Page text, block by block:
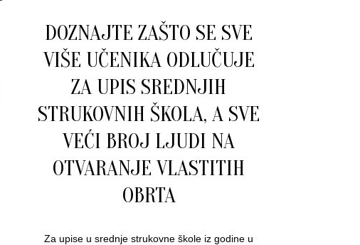
DOZNAJTE ZAŠTO SE SVE
VIŠE UČENIKA ODLUČUJE
ZA UPIS SREDNJIH
STRUKOVNIH ŠKOLA, A SVE
VEĆI BROJ LJUDI NA
OTVARANJE VLASTITIH
OBRTA
Za upise u srednje strukovne škole iz godine u